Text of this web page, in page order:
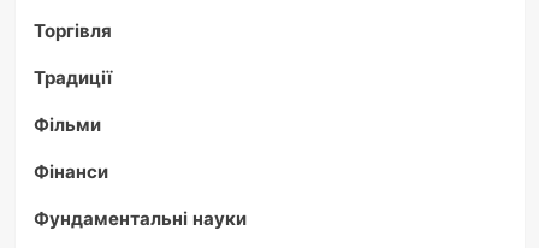
Торгівля
Традиції
Фільми
Фінанси
Фундаментальні науки